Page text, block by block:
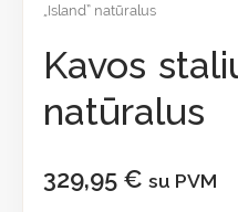
„Island” natūralus
Kavos
natūralus
329,95 € su PVM